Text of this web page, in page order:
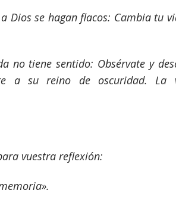
Dios se hagan flacos: Cambia tu
no tiene sentido: Obsérvate y
a su reino de oscuridad.
vuestra reflexión: